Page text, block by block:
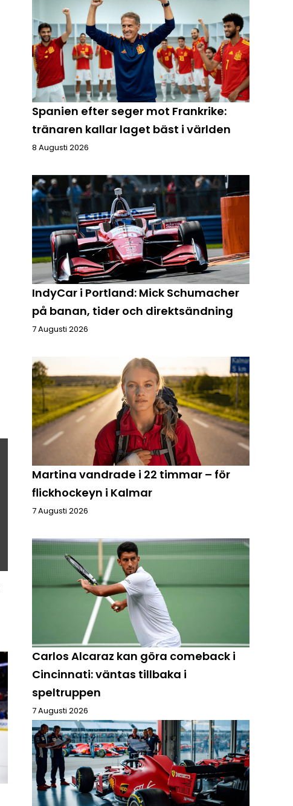
Spanien efter seger mot Frankrike:
tränaren kallar laget bäst i världen
8 Augusti 2026
IndyCar i Portland: Mick Schumacher
på banan, tider och direktsändning
7 Augusti 2026
Martina vandrade i 22 timmar – för
flickhockeyn i Kalmar
7 Augusti 2026
Carlos Alcaraz kan göra comeback i
Cincinnati: väntas tillbaka i
speltruppen
7 Augusti 2026